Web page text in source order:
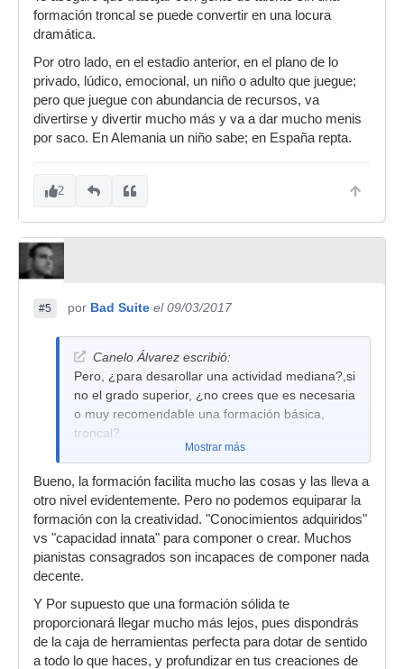
formación troncal se puede convertir en una locura
dramática.
Por otro lado, en el estadio anterior, en el plano de lo
privado, lúdico, emocional, un niño o adulto que juegue;
pero que juegue con abundancia de recursos, va
divertirse y divertir mucho más y va a dar mucho menis
por saco. En Alemania un niño sabe; en España repta.
2
#5 por Bad Suite el 09/03/2017
Canelo Álvarez escribió:
Pero, ¿para desarollar una actividad mediana?,si
no el grado superior, ¿no crees que es necesaria
o muy recomendable una formación básica,
troncal?
Mostrar más
Bueno, la formación facilita mucho las cosas y las lleva a
otro nivel evidentemente. Pero no podemos equiparar la
formación con la creatividad. "Conocimientos adquiridos"
vs "capacidad innata" para componer o crear. Muchos
pianistas consagrados son incapaces de componer nada
decente.
Y Por supuesto que una formación sólida te
proporcionará llegar mucho más lejos, pues dispondrás
de la caja de herramientas perfecta para dotar de sentido
a todo lo que haces, y profundizar en tus creaciones de